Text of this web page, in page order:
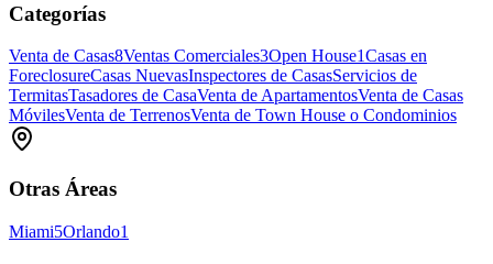
Categorías
Venta de Casas8Ventas Comerciales3Open House1Casas en
ForeclosureCasas NuevasInspectores de CasasServicios de
TermitasTasadores de CasaVenta de ApartamentosVenta de Casas
MóvilesVenta de TerrenosVenta de Town House o Condominios
Otras Áreas
Miami5Orlando1